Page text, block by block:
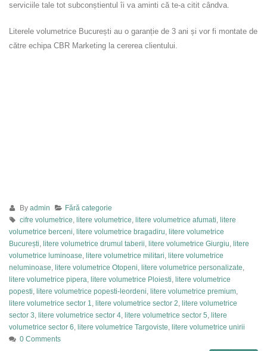
serviciile tale tot subconștientul îi va aminti că te-a citit cândva.
Literele volumetrice București au o garanție de 3 ani și vor fi montate de
către echipa CBR Marketing la cererea clientului.
By admin
Fără categorie
cifre volumetrice litere volumetrice litere volumetrice afumati litere
volumetrice berceni litere volumetrice bragadiru litere volumetrice
București litere volumetrice drumul taberii litere volumetrice Giurgiu litere
volumetrice luminoase litere volumetrice militari litere volumetrice
neluminoase litere volumetrice Otopeni litere volumetrice personalizate
litere volumetrice pipera litere volumetrice Ploiesti litere volumetrice
popesti litere volumetrice popesti-leordeni litere volumetrice premium
litere volumetrice sector 1
litere volumetrice sector 2 litere volumetrice
sector 3 litere volumetrice sector 4 litere volumetrice sector 5 litere
volumetrice sector 6 litere volumetrice Targoviste litere volumetrice unirii
0 Comments